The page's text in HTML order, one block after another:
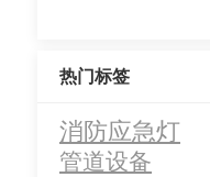
热门标签
消防应急灯
管道设备